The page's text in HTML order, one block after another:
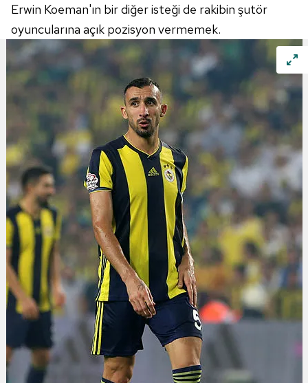
Erwin Koeman'ın bir diğer isteği de rakibin şutör
oyuncularına açık pozisyon vermemek.